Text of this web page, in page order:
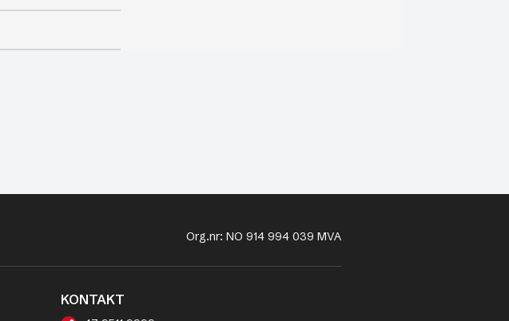
Org.nr: NO 914 994 039 MVA
KONTAKT